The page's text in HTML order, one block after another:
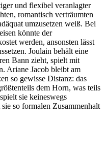
und flexibel veranlagter
romantisch verträumten
umzusetzen weiß. Bei
könnte der
werden, ansonsten lässt
Joulain behält eine
Bann zieht, spielt mit
Ariane Jacob bleibt am
so gewisse Distanz: das
dem Horn, was teils
sie keineswegs
so formalen Zusammenhalt